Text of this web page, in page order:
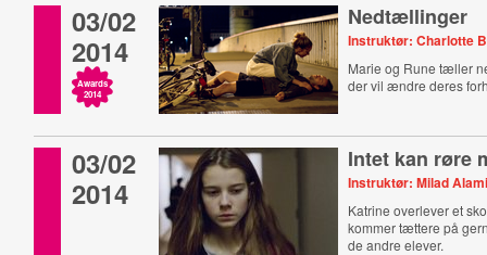
03/02
2014
Awards
2014
Nedtællinger
Instruktør: Charlotte
Marie og Rune tæller
der vil ændre deres
03/02
2014
Intet kan røre
Instruktør: Milad
Katrine overlever et
kommer tættere på
de andre elever.